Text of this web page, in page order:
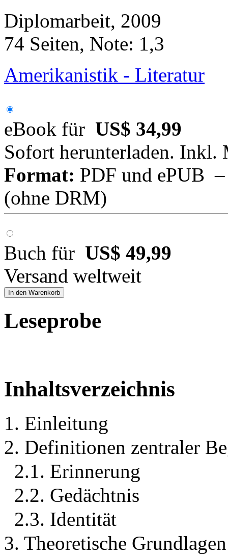
Diplomarbeit, 2009
74 Seiten, Note: 1,3
Amerikanistik - Literatur
eBook für US$ 34,99
Sofort herunterladen. Inkl.
Format: PDF und ePUB
(ohne DRM)
Buch für US$ 49,99
Versand weltweit
In den Warenkorb
Leseprobe
Inhaltsverzeichnis
1. Einleitung
2. Definitionen zentraler
2.1. Erinnerung
2.2. Gedächtnis
2.3. Identität
3. Theoretische Grundlagen